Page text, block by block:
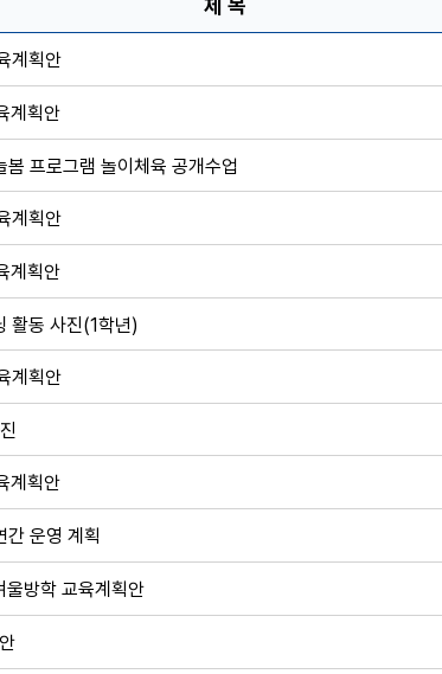
제 목
계획안
계획안
프로그램 놀이체육 공개수업
계획안
계획안
활동 사진(1학년)
계획안
계획안
운영 계획
방학 교육계획안